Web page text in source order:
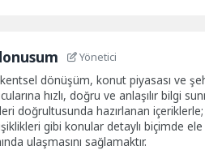
Yönetici
dönüşüm, konut piyasası ve
hızlı, doğru ve anlaşılır bilgi
doğrultusunda hazırlanan
gibi konular detaylı biçimde
ulaşmasını sağlamaktır.